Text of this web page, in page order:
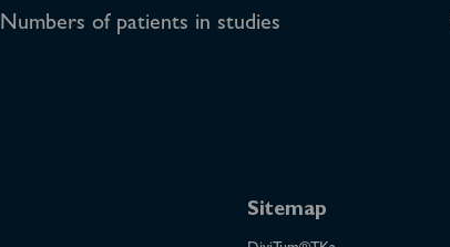
Numbers of patients in studies
Sitemap